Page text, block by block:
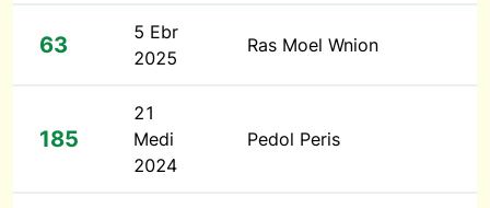
63
5 Ebr
2025
Ras Moel Wnion
185
21
Medi
2024
Pedol Peris